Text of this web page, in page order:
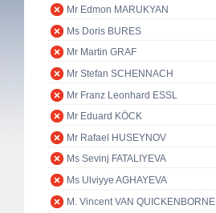
Mr Edmon MARUKYAN
Ms Doris BURES
Mr Martin GRAF
Mr Stefan SCHENNACH
Mr Franz Leonhard ESSL
Mr Eduard KÖCK
Mr Rafael HUSEYNOV
Ms Sevinj FATALIYEVA
Ms Ulviyye AGHAYEVA
M. Vincent VAN QUICKENBORNE